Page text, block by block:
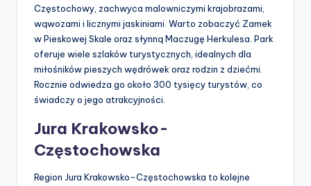
Częstochowy, zachwyca malowniczymi krajobrazami,
wąwozami i licznymi jaskiniami. Warto zobaczyć Zamek
w Pieskowej Skale oraz słynną Maczugę Herkulesa. Park
oferuje wiele szlaków turystycznych, idealnych dla
miłośników pieszych wędrówek oraz rodzin z dziećmi.
Rocznie odwiedza go około 300 tysięcy turystów, co
świadczy o jego atrakcyjności.
Jura Krakowsko-
Częstochowska
Region Jura Krakowsko-Częstochowska to kolejne